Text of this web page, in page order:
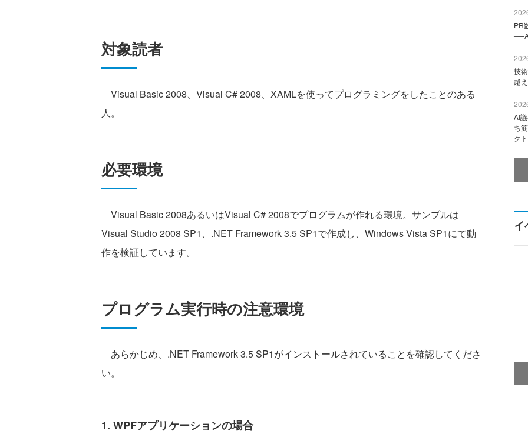
対象読者
Visual Basic 2008、Visual C# 2008、XAMLを使ってプログラミングをしたことのある
人。
必要環境
Visual Basic 2008あるいはVisual C# 2008でプログラムが作れる環境。サンプルは
Visual Studio 2008 SP1、.NET Framework 3.5 SP1で作成し、Windows Vista SP1にて動
作を検証しています。
プログラム実行時の注意環境
あらかじめ、.NET Framework 3.5 SP1がインストールされていることを確認してくださ
い。
1. WPFアプリケーションの場合
PR
技
越
AI
ち
ク
イ